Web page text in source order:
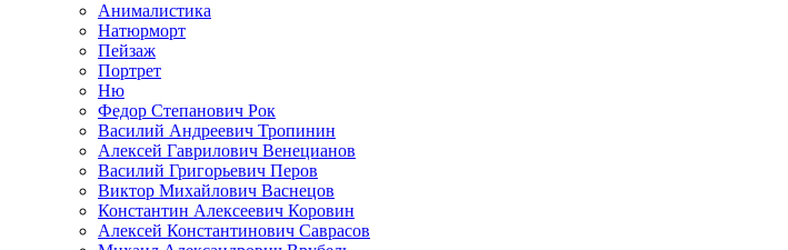
Анималистика
Натюрморт
Пейзаж
Портрет
Ню
Федор Степанович Рок
Василий Андреевич Тропинин
Алексей Гаврилович Венецианов
Василий Григорьевич Перов
Виктор Михайлович Васнецов
Константин Алексеевич Коровин
Алексей Константинович Саврасов